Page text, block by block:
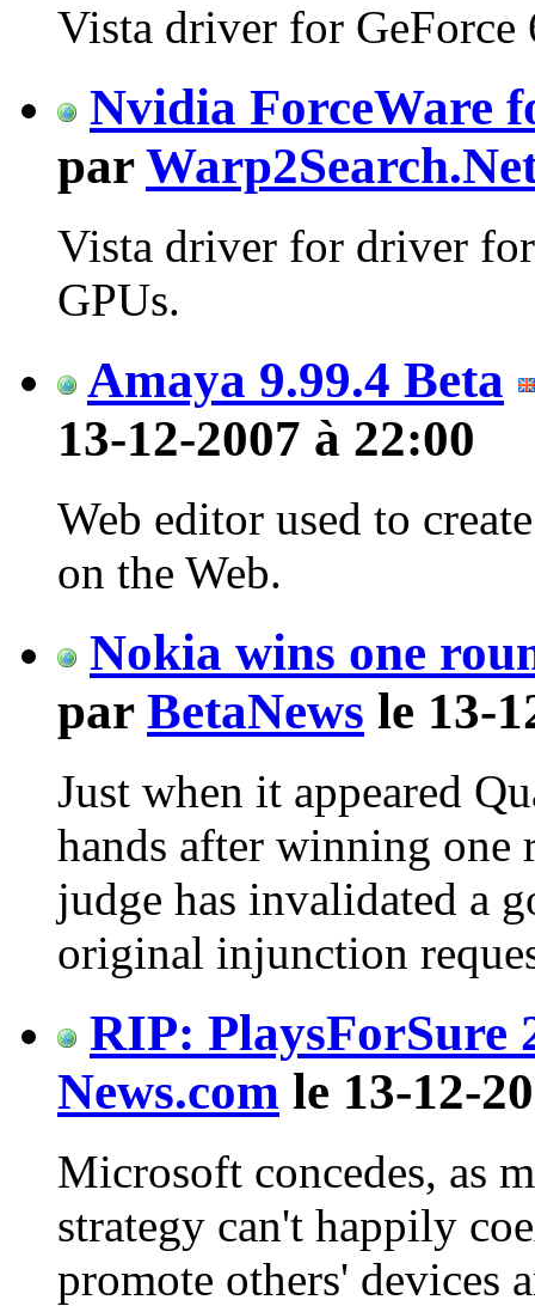
Vista driver for GeForce
Nvidia ForceWare
par
Vista driver for driver
GPUs.
Amaya 9.99.4 Beta
13-12-2007 à 22:00
Web editor used to
on the Web.
Nokia wins one
par BetaNews le 13-
Just when it appeared
hands after winning one
judge has invalidated a
original injunction
RIP: PlaysForSure
News.com le 13-12-
Microsoft concedes, as
strategy can't happily
promote others' devices